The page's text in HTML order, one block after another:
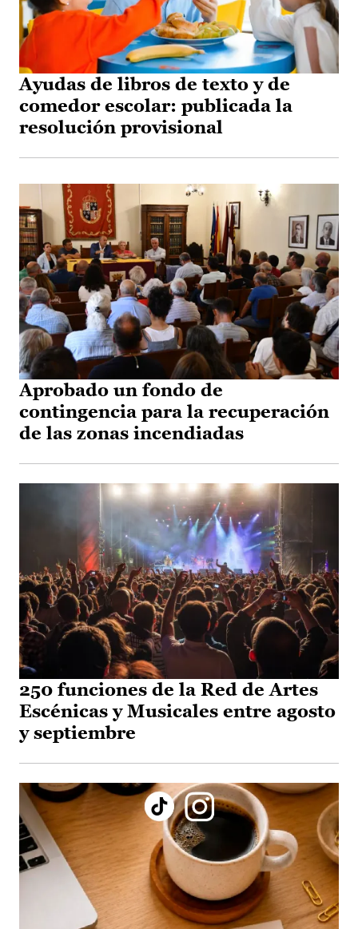
Ayudas de libros de texto y de
comedor escolar: publicada la
resolución provisional
Aprobado un fondo de
contingencia para la recuperación
de las zonas incendiadas
250 funciones de la Red de Artes
Escénicas y Musicales entre agosto
y septiembre